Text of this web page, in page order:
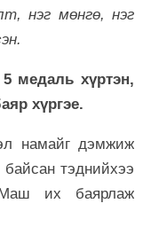
нэг мөнгө, нэг
медаль хүртэн,
хүргэе.
намайг дэмжиж
тэднийхээ
Маш их баярлаж